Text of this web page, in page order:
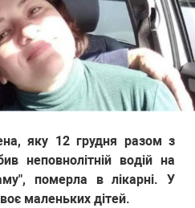
яку 12 грудня разом з
неповнолітній водій на
померла в лікарні. У
маленьких дітей.